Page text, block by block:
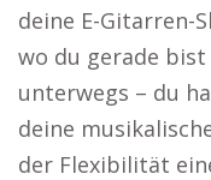
deine E-Gitarren-
wo du gerade
unterwegs – du
deine
der Flexibilität